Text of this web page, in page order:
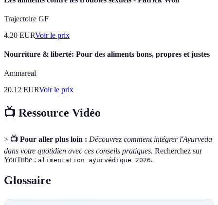
Trajectoire GF
4.20 EURVoir le prix
Nourriture & liberté: Pour des aliments bons, propres et justes
Ammareal
20.12 EURVoir le prix
📺 Ressource Vidéo
> 📺 Pour aller plus loin : Découvrez comment intégrer l'Ayurveda
dans votre quotidien avec ces conseils pratiques. Recherchez sur
YouTube : alimentation ayurvédique 2026.
Glossaire